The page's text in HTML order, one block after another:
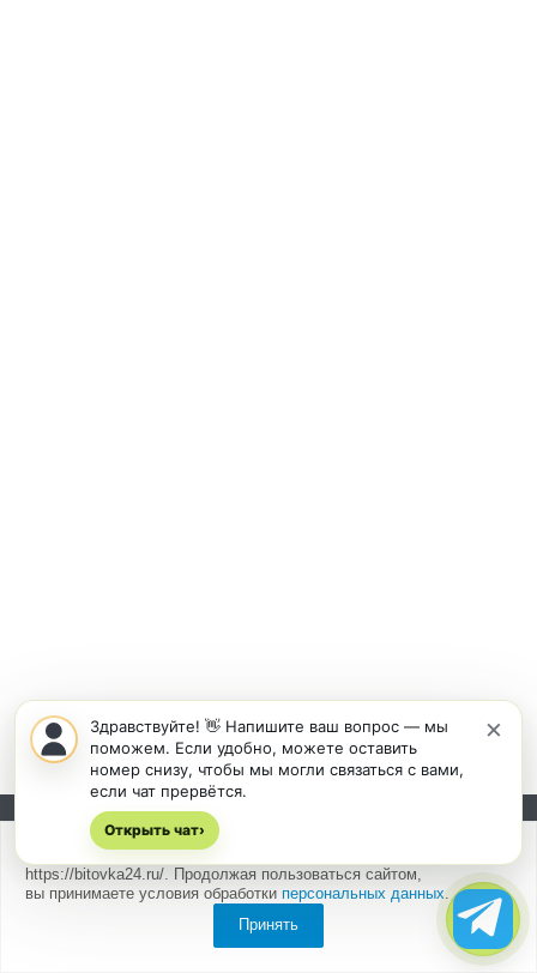
Подписывайтесь на новости и акции:
используем cookiesдля быстрой и удобной работы сайта
https://bitovka24.ru/. Продолжая пользоваться сайтом,
вы принимаете условия обработки персональных данных.
Принять
×
Здравствуйте! 👋 Напишите ваш вопрос — мы
поможем. Если удобно, можете оставить
номер снизу, чтобы мы могли связаться с вами,
если чат прервётся.
Открыть чат›